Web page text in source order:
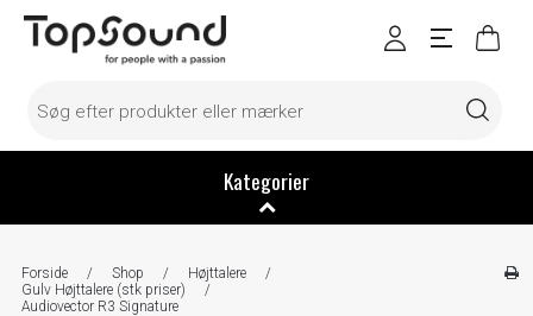
Kategorier
Forside / Shop / Højttalere
/
Gulv Højttalere (stk priser)
/
Audiovector R3 Signature